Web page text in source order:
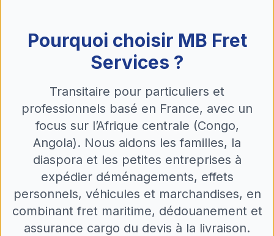
Pourquoi choisir MB Fret
Services ?
Transitaire pour particuliers et
professionnels basé en France, avec un
focus sur l’Afrique centrale (Congo,
Angola). Nous aidons les familles, la
diaspora et les petites entreprises à
expédier déménagements, effets
personnels, véhicules et marchandises, en
combinant fret maritime, dédouanement et
assurance cargo du devis à la livraison.